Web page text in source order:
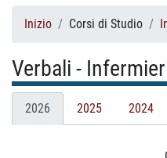
Inizio Corsi di Studio
Verbali -
2026 2025 2024